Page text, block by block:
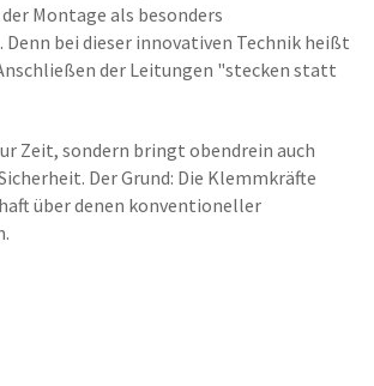
Montage als besonders
Denn bei dieser innovativen Technik heißt
der Leitungen "stecken statt
Zeit, sondern bringt obendrein auch
Der Grund: Die Klemmkräfte
über denen konventioneller